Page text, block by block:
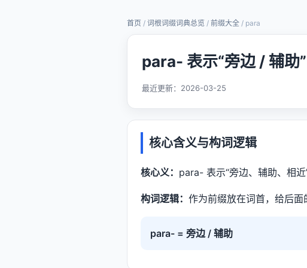
首页 / 词根词缀词典总览 / 前缀大全 / para
para- 表示“旁边 / 辅助
最近更新： 2026-03-25
核心含义与构词逻辑
核心义： para- 表示“旁边、辅助、相近”
构词逻辑： 作为前缀放在词首，给后
para- = 旁边 / 辅助